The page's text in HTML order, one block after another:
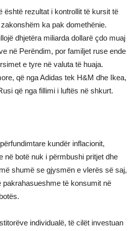
është rezultat i kontrollit të kursit të
ka pak domethënie.
dhjetëra miliarda dollarë çdo muaj
në Perëndim, por familjet ruse ende
e tyre në valuta të huaja.
që nga Adidas tek H&M dhe Ikea,
që nga fillimi i luftës në shkurt.
kundër inflacionit,
në botë nuk i përmbushi pritjet dhe
shumë se gjysmën e vlerës së saj,
të konsumit në
individualë, të cilët investuan